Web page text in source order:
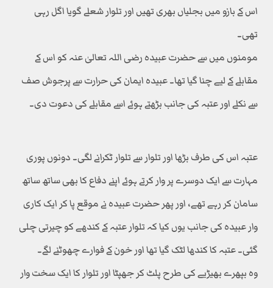
اس کے بازو میں بجلیاں بھری تھیں اور تلوار شعلے گویا اگل رہی
تھی۔
مومنوں میں سے حضرت عبیدہ رضی اللہ تعالیٰ عنہ کو اس کے
مقابلے کے لیے چنا گیا تھا۔ عبیدہ ایمان کی حرارت سے پرجوش صف
سے نکلے اور عتبہ کی جانب بڑھتے ہوئے اسے مقابلے کی دعوت دی۔
عتبہ اس کی طرف بڑھا اور تلوار سے تلوار ٹکرانے لگی۔ دونوں پوری
مہارت سے ایک دوسرے پر وار کرتے ہوئے اپنے دفاع کا بھی ساتھ ساتھ
سامان کر رہے تھے، اور پھر حضرت عبیدہ نے موقع پا کر ایک کاری
وار عبیدہ کی جانب یوں کیا کہ تلوار عتبہ کے کندھے کو چیرتی چلی
گئی۔ عتبہ کا کندھا لٹک گیا تھا اور خون کے فوارے چھوٹنے لگے۔
وہ بپھرے بھیڑیے کی طرح پلٹ کر جھپٹا اور تلوار کا ایک سخت وار